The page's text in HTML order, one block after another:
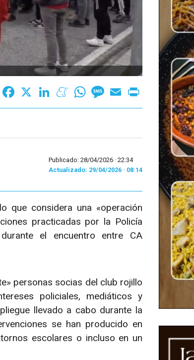
Share Facebook LinkedInMeneameWhatsAppMessage
Email
Publicado: 28/04/2026 · 22:34
Actualizado: 29/04/2026 · 08:14
que considera una «operación
practicadas por la Policía
el encuentro entre CA
personas socias del club rojillo
policiales, mediáticos y
llevado a cabo durante la
se han producido en
escolares o incluso en un